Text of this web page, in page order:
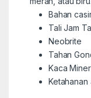
Bahan
Tali Jam
Neobrite
Tahan
Kaca